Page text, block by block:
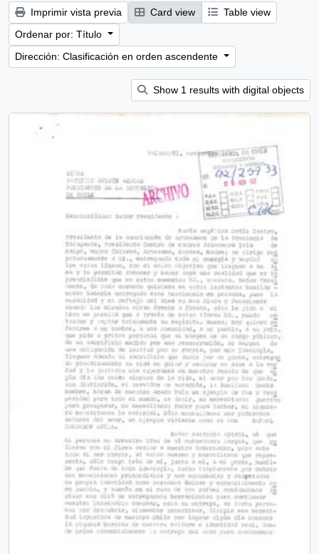
Imprimir vista previa Card view
Table view
Ordenar por: Título
Dirección: Clasificación en orden ascendente
Show 1 results with digital objects